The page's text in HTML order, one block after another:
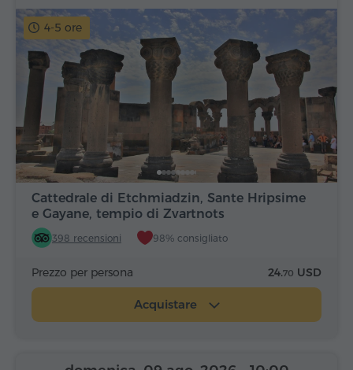
4-5 ore
Cattedrale di Etchmiadzin, Sante Hripsime
e Gayane, tempio di Zvartnots
398 recensioni 98% consigliato
Prezzo per persona 24.70 USD
Acquistare